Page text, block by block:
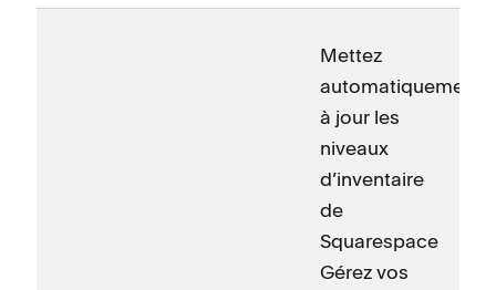
Mettez
automatiquement
à jour les
niveaux
d’inventaire
de
Squarespace
Gérez vos